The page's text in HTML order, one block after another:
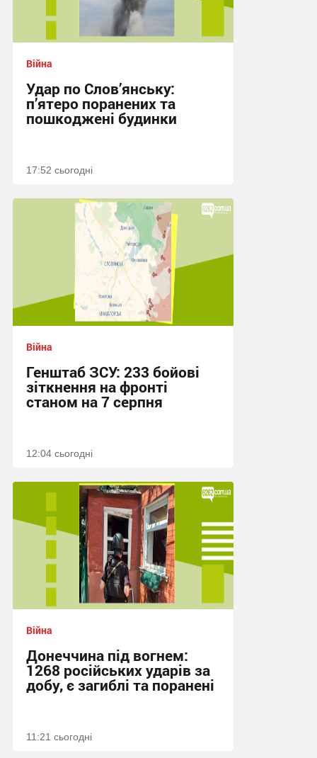
Війна
Удар по Слов’янську:
п’ятеро поранених та
пошкоджені будинки
17:52 сьогодні
Війна
Генштаб ЗСУ: 233 бойові
зіткнення на фронті
станом на 7 серпня
12:04 сьогодні
Війна
Донеччина під вогнем:
1268 російських ударів за
добу, є загиблі та поранені
11:21 сьогодні